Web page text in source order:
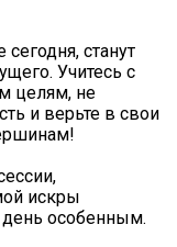
станут
Учитесь с
целям, не
и верьте в свои
искры
особенным.